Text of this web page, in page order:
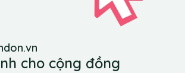
cho cộng đồng